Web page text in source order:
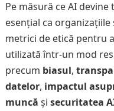
Pe măsură ce AI
esențial ca
metrici de etică pentru
utilizată într-un mod
precum biasul,
datelor, impactul
muncă și securitatea